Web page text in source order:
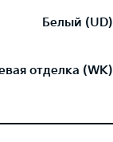
Белый (UD)
отделка (WK)